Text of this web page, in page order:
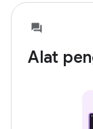
Alat